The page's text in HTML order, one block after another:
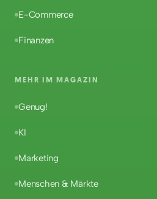
E-Commerce
Finanzen
MEHR IM MAGAZIN
Genug!
KI
Marketing
Menschen & Märkte